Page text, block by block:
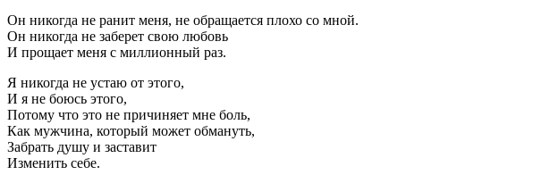
Он никогда не ранит меня, не обращается плохо со мной.
Он никогда не заберет свою любовь
И прощает меня с миллионный раз.
Я никогда не устаю от этого,
И я не боюсь этого,
Потому что это не причиняет мне боль,
Как мужчина, который может обмануть,
Забрать душу и заставит
Изменить себе.